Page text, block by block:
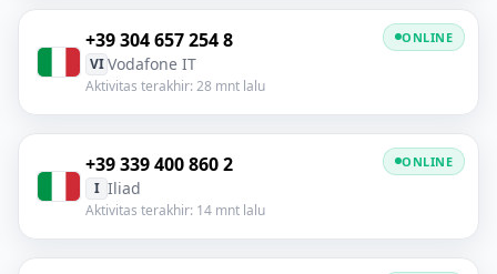
+39 304 657 254 8
VI Vodafone IT
Aktivitas terakhir: 28 mnt lalu
ONLINE
+39 339 400 860 2
I Iliad
Aktivitas terakhir: 14 mnt lalu
ONLINE